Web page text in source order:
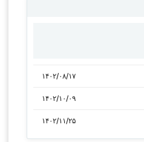
۱۴۰۲/۰۸/۱۷
۱۴۰۲/۱۰/۰۹
۱۴۰۲/۱۱/۲۵